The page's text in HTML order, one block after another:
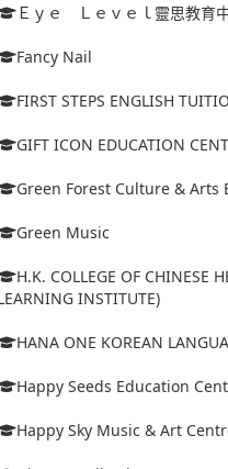
Ｅｙｅ Ｌｅｖｅｌ靈思教育
Fancy Nail
FIRST STEPS ENGLISH
GIFT ICON EDUCATION
Green Forest Culture & Arts
Green Music
H.K. COLLEGE OF CHINESE
INSTITUTE)
HANA ONE KOREAN
Happy Seeds Education
Happy Sky Music & Art